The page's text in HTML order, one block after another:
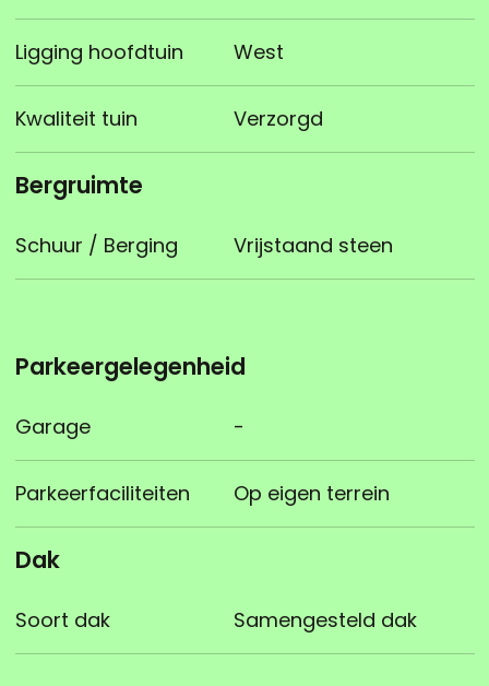
Ligging hoofdtuin West
Kwaliteit tuin Verzorgd
Bergruimte
Schuur / Berging Vrijstaand steen
Parkeergelegenheid
Garage -
Parkeerfaciliteiten Op eigen terrein
Dak
Soort dak Samengesteld dak